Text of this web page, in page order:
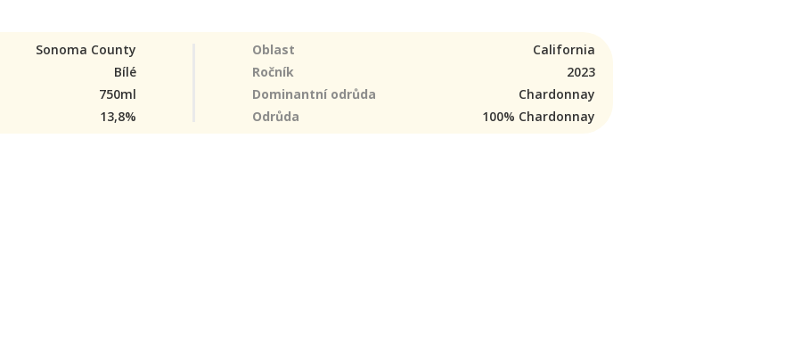
Sonoma County Oblast
California
Bílé Ročník
2023
750ml Dominantní odrůda
Chardonnay
13,8% Odrůda 100% Chardonnay